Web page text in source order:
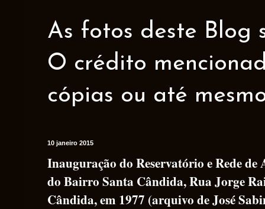
As fotos deste Blog
O crédito
cópias ou até
10 janeiro 2015
Inauguração do Reservatório e Rede de
do Bairro Santa Cândida, Rua Jorge
Cândida, em 1977 (arquivo de José